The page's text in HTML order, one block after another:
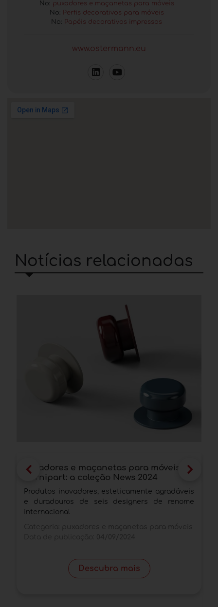
No: puxadores e maçanetas para móveis
No: Perfis decorativos para móveis
No: Papéis decorativos impressos
www.ostermann.eu
Notícias relacionadas
Puxadores e maçanetas para móveis da
Furnipart: a coleção News 2024
Produtos inovadores, esteticamente agradáveis
e duradouros de seis designers de renome
internacional
Descubra mais